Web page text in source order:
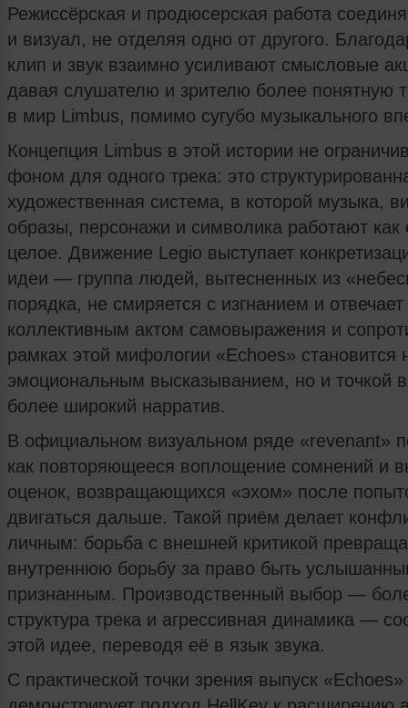
Режиссёрская и продюсерская работа
и визуал, не отделяя одно от другого.
клип и звук взаимно усиливают смысловые
давая слушателю и зрителю более понятную
в мир Limbus, помимо сугубо музыкального
Концепция Limbus в этой истории не
фоном для одного трека: это
художественная система, в которой музыка,
образы, персонажи и символика работают как
целое. Движение Legio выступает
идеи — группа людей, вытесненных из
порядка, не смиряется с изгнанием и отвечает
коллективным актом самовыражения и
рамках этой мифологии «Echoes» становится
эмоциональным высказыванием, но и точкой
более широкий нарратив.
В официальном визуальном ряде «revenant»
как повторяющееся воплощение сомнений и
оценок, возвращающихся «эхом» после
двигаться дальше. Такой приём делает
личным: борьба с внешней критикой
внутреннюю борьбу за право быть
признанным. Производственный выбор —
структура трека и агрессивная динамика —
этой идее, переводя её в язык звука.
С практической точки зрения выпуск «Echoes»